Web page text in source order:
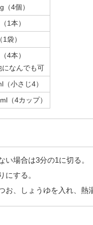
（4個）
1本）
袋）
4本）
なんでも可
（小さじ4）
（4カップ）
場合は3分の1に切る。
にする。
、しょうゆを入れ、熱